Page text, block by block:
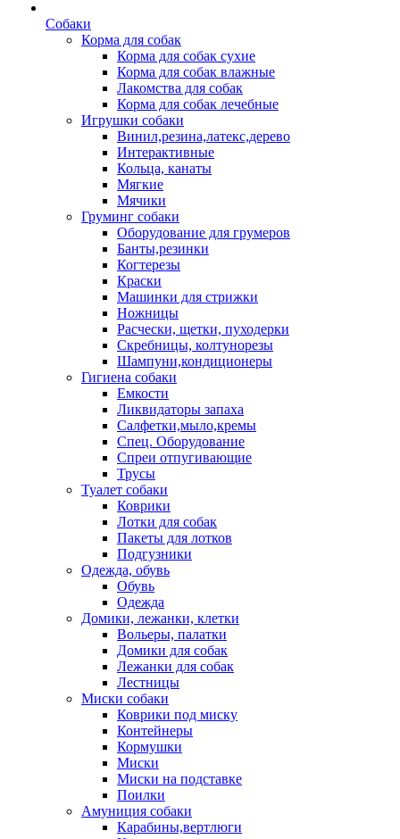
Собаки
Корма для собак
Корма для собак сухие
Корма для собак влажные
Лакомства для собак
Корма для собак лечебные
Игрушки собаки
Винил,резина,латекс,дерево
Интерактивные
Кольца, канаты
Мягкие
Мячики
Груминг собаки
Оборудование для грумеров
Банты,резинки
Когтерезы
Краски
Машинки для стрижки
Ножницы
Расчески, щетки, пуходерки
Скребницы, колтунорезы
Шампуни,кондиционеры
Гигиена собаки
Емкости
Ликвидаторы запаха
Салфетки,мыло,кремы
Спец. Оборудование
Спреи отпугивающие
Трусы
Туалет собаки
Коврики
Лотки для собак
Пакеты для лотков
Подгузники
Одежда, обувь
Обувь
Одежда
Домики, лежанки, клетки
Вольеры, палатки
Домики для собак
Лежанки для собак
Лестницы
Миски собаки
Коврики под миску
Контейнеры
Кормушки
Миски
Миски на подставке
Поилки
Амуниция собаки
Карабины,вертлюги